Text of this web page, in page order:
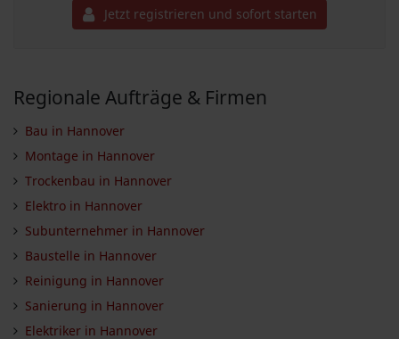
Jetzt registrieren und sofort starten
Regionale Aufträge & Firmen
Bau in Hannover
Montage in Hannover
Trockenbau in Hannover
Elektro in Hannover
Subunternehmer in Hannover
Baustelle in Hannover
Reinigung in Hannover
Sanierung in Hannover
Elektriker in Hannover